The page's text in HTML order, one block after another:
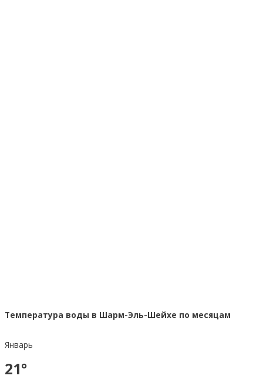
Температура воды в Шарм-Эль-Шейхе по месяцам
Январь
21°